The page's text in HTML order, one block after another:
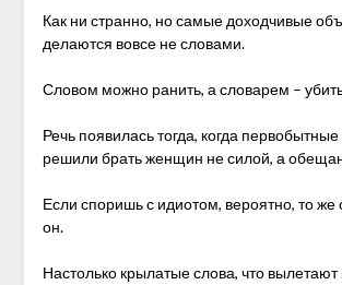
Как ни странно, но самые доходчивые
делаются вовсе не словами.
Словом можно ранить, а словарем –
Речь появилась тогда, когда
решили брать женщин не силой, а
Если споришь с идиотом, вероятно, то же
он.
Настолько крылатые слова, что